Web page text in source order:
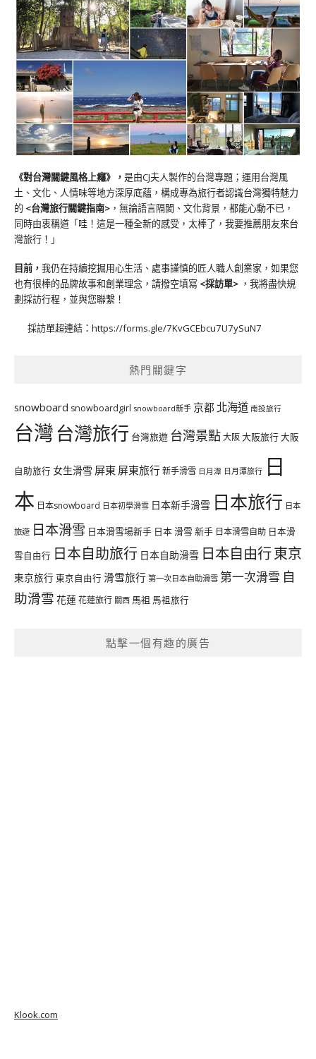
《對台灣關鍵風格上癮》 ， 是由CJ夫人製作的台灣專題；運用台灣風
土、文化、人情味等地方深厚底蘊，構成專為旅行者認識台灣獨特魅力
的 <台灣旅行關鍵指南> ，無論語言隔閡、文化背景，都能心動不已，
同時由衷稱道「哇！這是一種全新的感受，太棒了，我要推薦朋友來台
灣旅行！」
目前， 我仍在持續挖掘用心生活、處事謹慎的匠人職人創業家，如果您
也有很棒的品牌故事和創業理念，請撥空填寫 <採訪單> ，我將盡快規
劃採訪行程，並與您聯繫！
採訪單超連結： https://forms.gle/7KvGCEbcu7U7ySuN7
熱門關鍵字
snowboard snowboardgirl snowboard新手 京都 北海道 南投旅行
台灣台灣旅行 台灣旅遊 台灣景點大阪大阪旅行大阪
自助旅行 女生滑雪 屏東 屏東旅行新手滑雪 日月潭 日月潭旅行 日
本 日本snowboard 日本初學滑雪 日本新手滑雪 日本旅行 日本
旅遊 日本滑雪 日本滑雪場新手 日本 滑雪 新手 日本滑雪自助 日本滑
雪自由行 日本自助旅行 日本自助滑雪 日本自由行東京
東京旅行 東京自由行 滑雪旅行 第一次日本自助滑雪 第一次滑雪 自
助滑雪 花蓮花蓮旅行 關西 馬祖 馬祖旅行
點擊一個有趣的廣告
Klook.com